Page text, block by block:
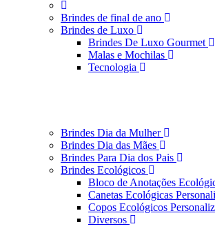
Brindes de final de ano
Brindes de Luxo
Brindes De Luxo Gourmet
Malas e Mochilas
Tecnologia
Brindes Dia da Mulher
Brindes Dia das Mães
Brindes Para Dia dos Pais
Brindes Ecológicos
Bloco de Anotações
Canetas Ecológicas
Copos Ecológicos
Diversos